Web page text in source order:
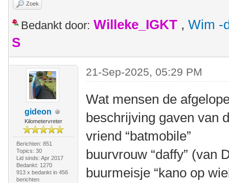
Zoek
Bedankt door: Willeke_IGKT , Wim -
S
gideon
Kilometervreter
Berichten: 851
Topics: 30
Lid sinds: Apr 2017
Bedankt: 1270
913 x bedankt in 456
berichten
21-Sep-2025, 05:29 PM
Wat mensen de
beschrijving gaven van
vriend “batmobile”
buurvrouw “daffy” (van
buurmeisje “kano op